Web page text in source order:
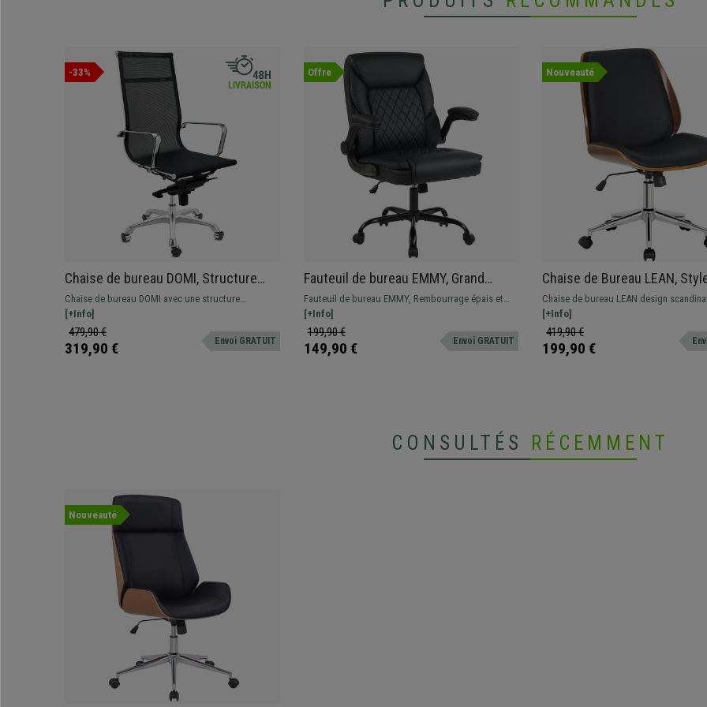
-33%
Chaise de bureau DOMI, Structure
Métallique Chromée, Design élégant,
En Maille, Noir
Chaise de bureau DOMI avec une structure
Métallique Chromée. Mécanisme basculant avec
réglage sur 4 positions
[+Info]
479,90 €
319,90 € Envoi GRATUIT
Offre
Fauteuil de bureau EMMY, Grand
Rembourrage, Accoudoirs relevables,
Cuir, Noir
Fauteuil de bureau EMMY, Rembourrage épais et
confortable, accoudoirs relevables
[+Info]
199,90 €
149,90 € Envoi GRATUIT
Nouveauté
Chaise de Bureau LEAN,
Scandinave, Piètement
Noyer et Cuir, Noir
Chaise de bureau LEAN design
en bois, structure en métal, cuir noir
[+Info]
419,90 €
199,90 €
CONSULTÉS RÉCEMMENT
Nouveauté